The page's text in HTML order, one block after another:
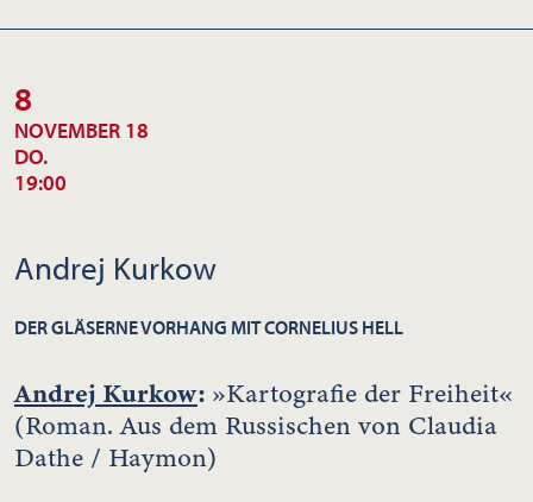
8
NOVEMBER 18
DO.
19:00
Andrej Kurkow
DER GLÄSERNE VORHANG MIT CORNELIUS HELL
Andrej Kurkow: »Kartografie der Freiheit«
(Roman. Aus dem Russischen von Claudia
Dathe / Haymon)